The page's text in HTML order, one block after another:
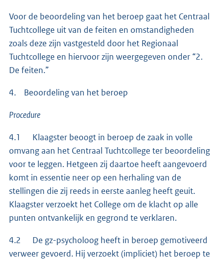
Voor de beoordeling van het beroep gaat het Centraal
Tuchtcollege uit van de feiten en omstandigheden
zoals deze zijn vastgesteld door het Regionaal
Tuchtcollege en hiervoor zijn weergegeven onder “2.
De feiten.”
4. Beoordeling van het beroep
Procedure
4.1 Klaagster beoogt in beroep de zaak in volle
omvang aan het Centraal Tuchtcollege ter beoordeling
voor te leggen. Hetgeen zij daartoe heeft aangevoerd
komt in essentie neer op een herhaling van de
stellingen die zij reeds in eerste aanleg heeft geuit.
Klaagster verzoekt het College om de klacht op alle
punten ontvankelijk en gegrond te verklaren.
4.2 De gz-psycholoog heeft in beroep gemotiveerd
verweer gevoerd. Hij verzoekt (impliciet) het beroep te